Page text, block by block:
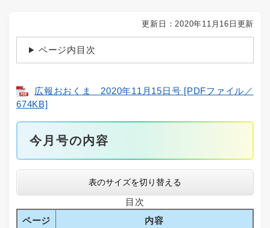
更新日：2020年11月16日更新
ページ内目次
広報おおくま 2020年11月15日号 [PDFファイル／
674KB]
今月号の内容
表のサイズを切り替える
目次
ページ
内容